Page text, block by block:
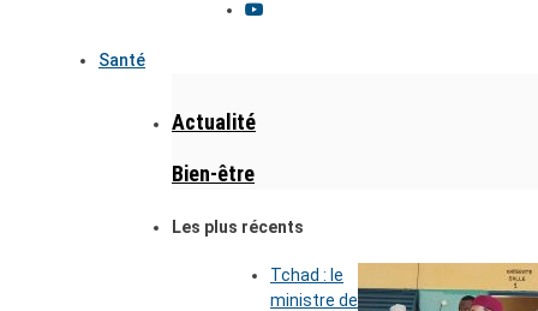
Santé
Actualité
Bien-être
Les plus récents
Tchad : le
ministre de